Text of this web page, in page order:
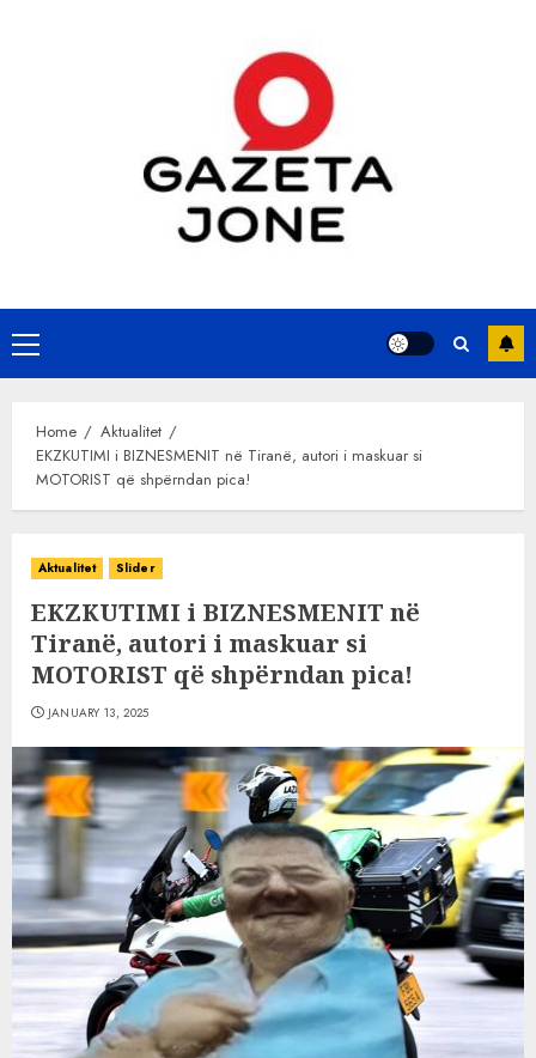
Primary
Menu
Home
Aktualitet
EKZKUTIMI i BIZNESMENIT në Tiranë, autori i maskuar si
MOTORIST që shpërndan pica!
Aktualitet Slider
EKZKUTIMI i BIZNESMENIT në
Tiranë, autori i maskuar si
MOTORIST që shpërndan pica!
JANUARY 13, 2025